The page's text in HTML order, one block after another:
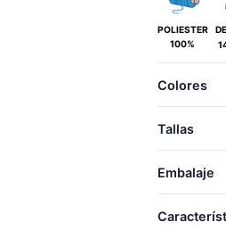
POLIESTER
100%
Colores
Tallas
Embalaje